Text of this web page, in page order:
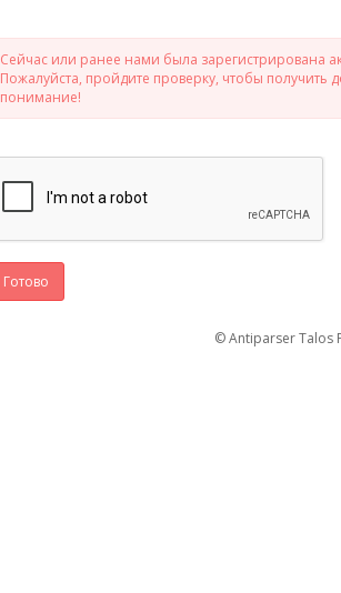
Сейчас или ранее нами была зарегистрирована
Пожалуйста, пройдите проверку, чтобы
понимание!
Готово
© Antiparser Talos